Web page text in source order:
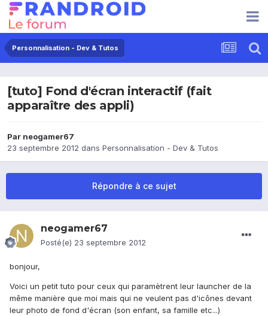
Personnalisation - Dev & Tutos
[tuto] Fond d'écran interactif (fait
apparaître des appli)
Par neogamer67
23 septembre 2012 dans Personnalisation - Dev & Tutos
Répondre à ce sujet
neogamer67
Posté(e) 23 septembre 2012
bonjour,
Voici un petit tuto pour ceux qui paramètrent leur launcher de la
même manière que moi mais qui ne veulent pas d'icônes devant
leur photo de fond d'écran (son enfant, sa famille etc...)